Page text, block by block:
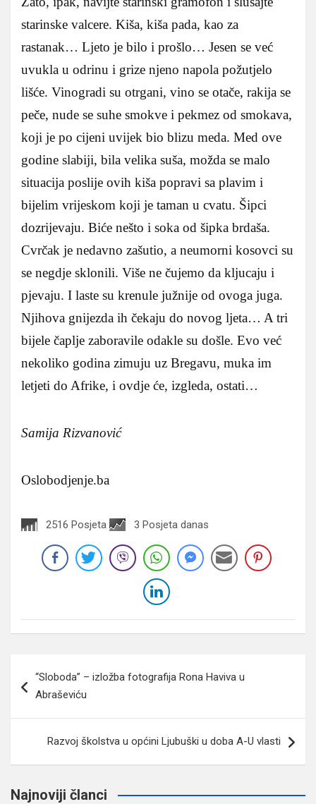
starinske valcere. Kiša, kiša pada, kao za
rastanak… Ljeto je bilo i prošlo… Jesen se već
uvukla u odrinu i grize njeno napola požutjelo
lišće. Vinogradi su otrgani, vino se otače, rakija se
peče, nude se suhe smokve i pekmez od smokava,
koji je po cijeni uvijek bio blizu meda. Med ove
godine slabiji, bila velika suša, možda se malo
situacija poslije ovih kiša popravi sa plavim i
bijelim vrijeskom koji je taman u cvatu. Šipci
dozrijevaju. Biće nešto i soka od šipka brdaša.
Cvrčak je nedavno zašutio, a neumorni kosovci su
se negdje sklonili. Više ne čujemo da kljucaju i
pjevaju. I laste su krenule južnije od ovoga juga.
Njihova gnijezda ih čekaju do novog ljeta… A tri
bijele čaplje zaboravile odakle su došle. Evo već
nekoliko godina zimuju uz Bregavu, muka im
letjeti do Afrike, i ovdje će, izgleda, ostati…
Samija Rizvanović
Oslobodjenje.ba
2516 Posjeta 3 Posjeta danas
članaka
“Sloboda” – izložba fotografija Rona Haviva u
Abraševiću
Razvoj školstva u općini Ljubuški u doba A-U vlasti
Najnoviji članci